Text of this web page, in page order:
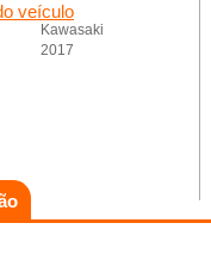
veículo
Kawasaki
2017